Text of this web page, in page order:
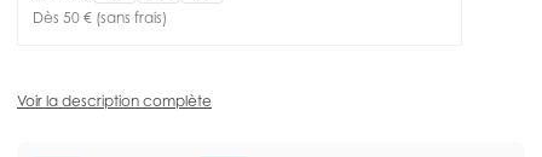
Dès 50 € (sans frais)
Voir la description complète